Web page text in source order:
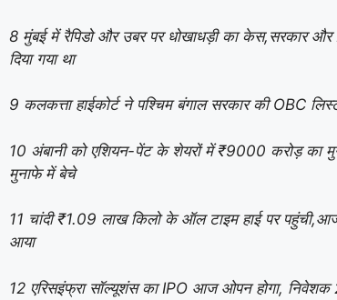
8 मुंबई में रैपिडो और उबर पर धोखाधड़ी का केस,सरकार और
दिया गया था
9 कलकत्ता हाईकोर्ट ने पश्चिम बंगाल सरकार की OBC
10 अंबानी को एशियन-पेंट के शेयरों में ₹9000 करोड़
मुनाफे में बेचे
11 चांदी ₹1.09 लाख किलो के ऑल टाइम हाई पर
आया
12 एरिसइंफ्रा सॉल्यूशंस का IPO आज ओपन होगा,